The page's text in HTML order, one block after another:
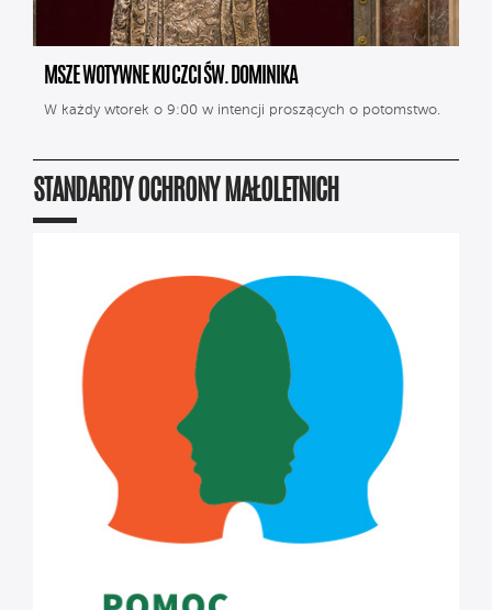
MSZE WOTYWNE KU CZCI ŚW. DOMINIKA
W każdy wtorek o 9:00 w intencji proszących o potomstwo.
STANDARDY OCHRONY MAŁOLETNICH